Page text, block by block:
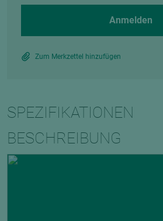
Anmelden
Zum Merkzettel hinzufügen
SPEZIFIKATIONEN
BESCHREIBUNG